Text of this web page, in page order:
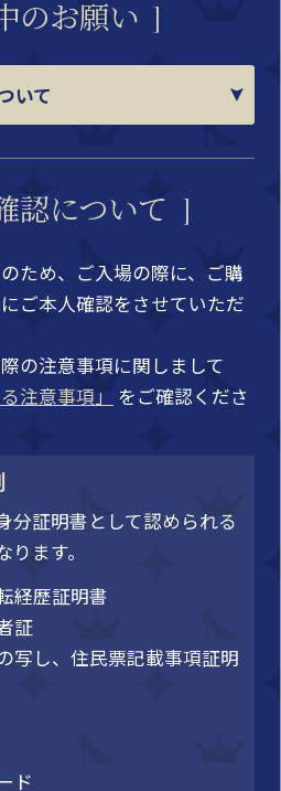
のお願い
いて
認について
ため、ご入場の際に、ご購
ご本人確認をさせていただ
の注意事項に関しまして
注意事項」 をご確認くださ
分証明書として認められる
ます。
経歴証明書
証
写し、住民票記載事項証明
ド